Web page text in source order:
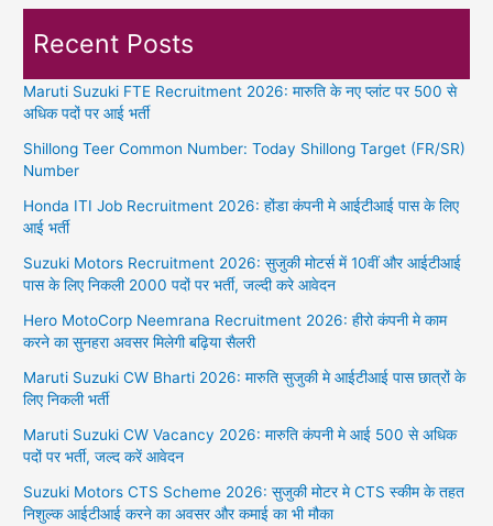
Recent Posts
Maruti Suzuki FTE Recruitment 2026: मारुति के नए प्लांट पर 500 से
अधिक पदों पर आई भर्ती
Shillong Teer Common Number: Today Shillong Target (FR/SR)
Number
Honda ITI Job Recruitment 2026: होंडा कंपनी मे आईटीआई पास के लिए
आई भर्ती
Suzuki Motors Recruitment 2026: सुजुकी मोटर्स में 10वीं और आईटीआई
पास के लिए निकली 2000 पदों पर भर्ती, जल्दी करे आवेदन
Hero MotoCorp Neemrana Recruitment 2026: हीरो कंपनी मे काम
करने का सुनहरा अवसर मिलेगी बढ़िया सैलरी
Maruti Suzuki CW Bharti 2026: मारुति सुजुकी मे आईटीआई पास छात्रों के
लिए निकली भर्ती
Maruti Suzuki CW Vacancy 2026: मारुति कंपनी मे आई 500 से अधिक
पदों पर भर्ती, जल्द करें आवेदन
Suzuki Motors CTS Scheme 2026: सुजुकी मोटर मे CTS स्कीम के तहत
निशुल्क आईटीआई करने का अवसर और कमाई का भी मौका